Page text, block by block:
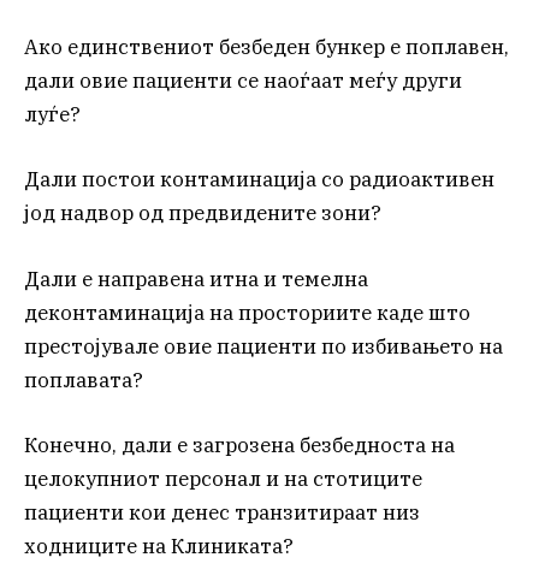
Ако единствениот безбеден бункер е поплавен,
дали овие пациенти се наоѓаат меѓу други
луѓе?
Дали постои контаминација со радиоактивен
јод надвор од предвидените зони?
Дали е направена итна и темелна
деконтаминација на просториите каде што
престојувале овие пациенти по избивањето на
поплавата?
Конечно, дали е загрозена безбедноста на
целокупниот персонал и на стотиците
пациенти кои денес транзитираат низ
ходниците на Клиниката?